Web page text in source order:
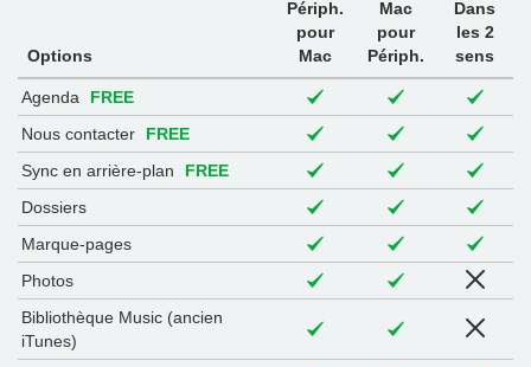
Options
Périph.
pour
Mac
Mac
pour
Périph.
Dans
les 2
sens
Agenda
FREE
Nous contacter
FREE
Sync en arrière-plan
FREE
Dossiers
Marque-pages
Photos
Bibliothèque Music (ancien
iTunes)